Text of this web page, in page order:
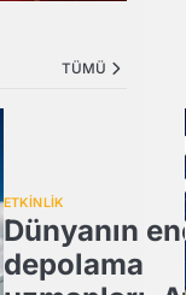
TÜMÜ
ETKİNLİK
Dünyanın
depolama